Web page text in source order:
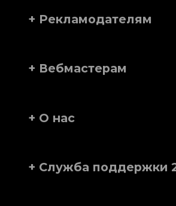
+ Рекламодателям
+ Вебмастерам
+ О нас
+ Служба поддержки